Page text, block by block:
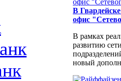
В
офис
В рамках
развитию
новый